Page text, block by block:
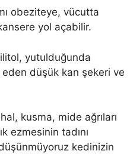
obeziteye, vücutta
yol açabilir.
yutulduğunda
düşük kan şekeri ve
kusma, mide ağrıları
ezmesinin tadını
kedinizin